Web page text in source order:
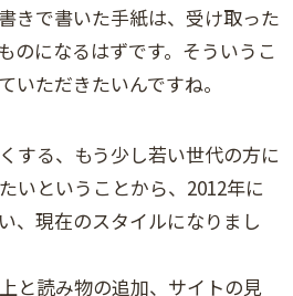
きで書いた手紙は、受け取った
のになるはずです。そういうこ
いただきたいんですね。
する、もう少し若い世代の方に
いということから、2012年に
、現在のスタイルになりまし
と読み物の追加、サイトの見